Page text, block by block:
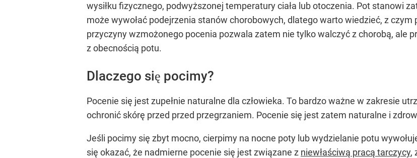
wysiłku fizycznego, podwyższonej temperatury ciała lub otoczenia. Pot stanowi
może wywołać podejrzenia stanów chorobowych, dlatego warto wiedzieć, z czym
przyczyny wzmożonego pocenia pozwala zatem nie tylko walczyć z chorobą, ale
z obecnością potu.
Dlaczego się pocimy?
Pocenie się jest zupełnie naturalne dla człowieka. To bardzo ważne w zakresie
ochronić skórę przed przed przegrzaniem. Pocenie się jest zatem naturalne i
Jeśli pocimy się zbyt mocno, cierpimy na nocne poty lub wydzielanie potu
się okazać, że nadmierne pocenie się jest związane z niewłaściwą pracą tarczycy,